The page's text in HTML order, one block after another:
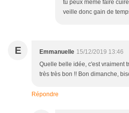
tu peux même faire
veille donc gain de
E Emmanuelle 15/12/2019 13:46
Quelle belle idée, c'est vraiment
très très bon !! Bon dimanche,
Répondre